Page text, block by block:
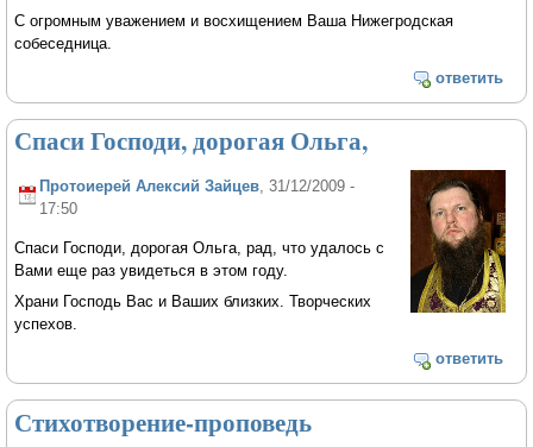
С огромным уважением и восхищением Ваша Нижегродская
собеседница.
ответить
Спаси Господи, дорогая Ольга,
Протоиерей Алексий Зайцев , 31/12/2009 -
17:50
Спаси Господи, дорогая Ольга, рад, что удалось с
Вами еще раз увидеться в этом году.
Храни Господь Вас и Ваших близких. Творческих
успехов.
ответить
Стихотворение-проповедь